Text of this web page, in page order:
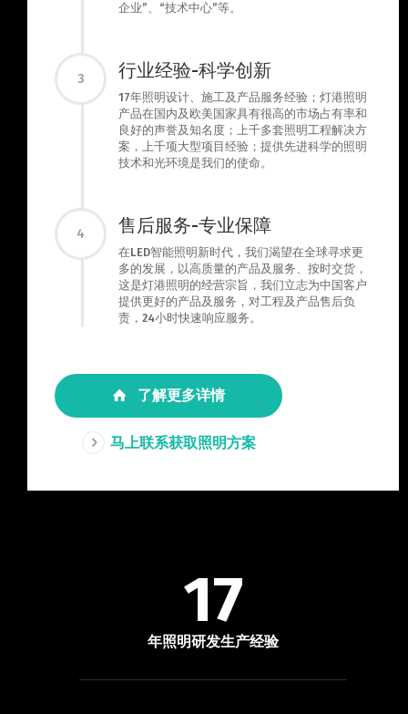
企业”、“技术中心”等。
3 行业经验-科学创新
17年照明设计、施工及产品服务经验；灯港照明
产品在国内及欧美国家具有很高的市场占有率和
良好的声誉及知名度；上千多套照明工程解决方
案，上千项大型项目经验；提供先进科学的照明
技术和光环境是我们的使命。
4 售后服务-专业保障
在LED智能照明新时代，我们渴望在全球寻求更
多的发展，以高质量的产品及服务、按时交货，
这是灯港照明的经营宗旨，我们立志为中国客户
提供更好的产品及服务，对工程及产品售后负
责，24小时快速响应服务。
了解更多详情
马上联系获取照明方案
17
年照明研发生产经验